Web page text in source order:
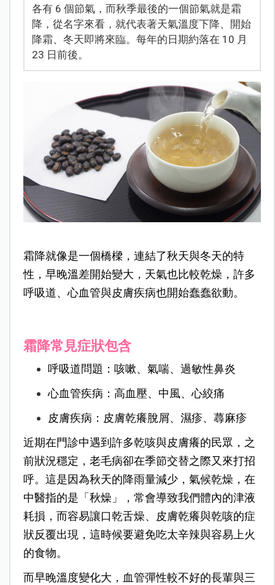
各有 6 個節氣，而秋季最後的一個節氣就是霜
降，從名字來看，就代表著天氣溫度下降、開始
降霜、冬天即將來臨。每年的日期約落在 10 月
23 日前後。
霜降就像是一個橋樑，連結了秋天與冬天的特
性，早晚溫差開始變大，天氣也比較乾燥，許多
呼吸道、心血管與皮膚疾病也開始蠢蠢欲動。
霜降常見症狀包含
呼吸道問題：咳嗽、氣喘、過敏性鼻炎
心血管疾病：高血壓、中風、心絞痛
皮膚疾病：皮膚乾癢脫屑、濕疹、蕁麻疹
近期在門診中遇到許多乾咳與皮膚癢的民眾，之
前狀況穩定，老毛病卻在季節交替之際又來打招
呼。這是因為秋天的降雨量減少，氣候乾燥，在
中醫指的是「秋燥」，常會導致我們體內的津液
耗損，而容易讓口乾舌燥、皮膚乾癢與乾咳的症
狀反覆出現，這時候要避免吃太辛辣與容易上火
的食物。
而早晚溫度變化大，血管彈性較不好的長輩與三